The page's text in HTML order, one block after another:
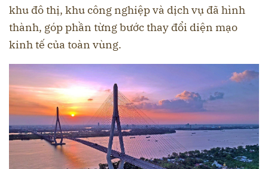
khu đô thị, khu công nghiệp và dịch vụ đã hình
thành, góp phần từng bước thay đổi diện mạo
kinh tế của toàn vùng.